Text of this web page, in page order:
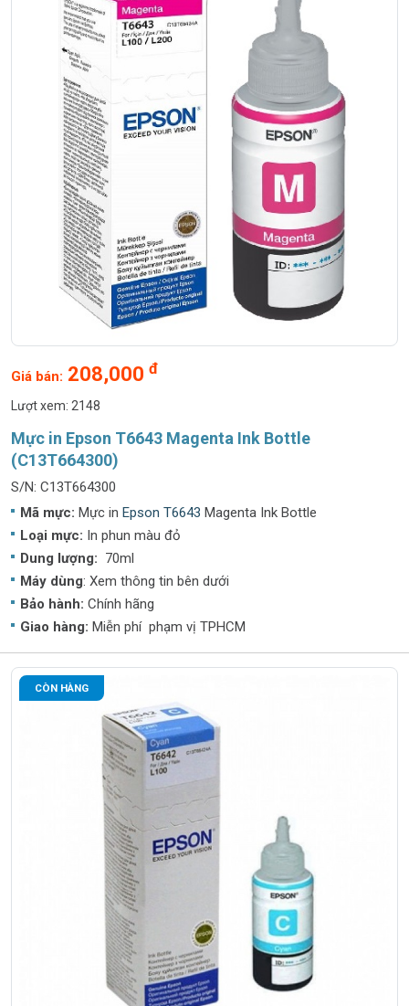
Mực in Epson T6643 Magenta Ink Bottle
(C13T664300)
S/N: C13T664300
Mã mực: Mực in Epson T6643 Magenta Ink Bottle
Loại mực: In phun màu đỏ
Dung lượng: 70ml
Máy dùng: Xem thông tin bên dưới
Bảo hành: Chính hãng
Giao hàng: Miễn phí phạm vị TPHCM
Giá bán: 208,000 đ
Lượt xem: 2148
CÒN HÀNG